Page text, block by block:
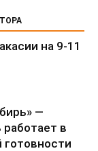
на 9-11
—
работает в